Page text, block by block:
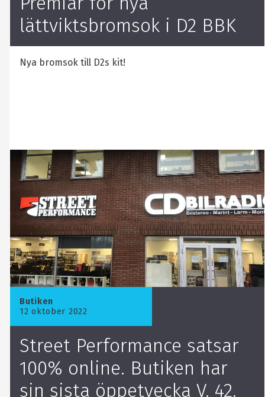
lättviktsbromsok i D2 BBK
Nya bromsok till D2s kit!
Butiken
12 oktober 2022
Street Performance satsar
100% online. Butiken har
sin sista öppetvecka V. 42.